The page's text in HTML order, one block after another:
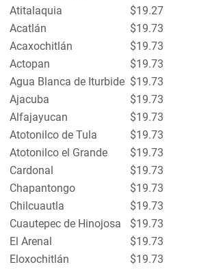
Atitalaquia
$19.27
Acatlán
$19.73
Acaxochitlán
$19.73
Actopan
$19.73
Agua Blanca de Iturbide $19.73
Ajacuba
$19.73
Alfajayucan
$19.73
Atotonilco de Tula
$19.73
Atotonilco el Grande
$19.73
Cardonal
$19.73
Chapantongo
$19.73
Chilcuautla
$19.73
Cuautepec de Hinojosa
$19.73
El Arenal
$19.73
Eloxochitlán
$19.73